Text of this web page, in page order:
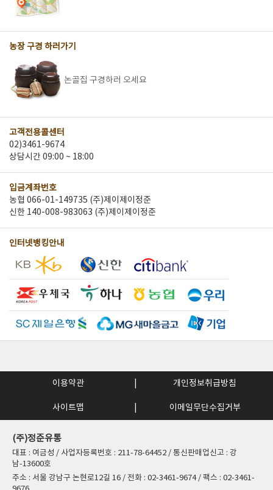
농장 구경 하러가기
논골집 구경하러 오세요
고객전용콜센터
02)3461-9674
상담시간 09:00 ~ 18:00
입금계좌번호
농협 066-01-149735 (주)제이제이정준
신한 140-008-983063 (주)제이제이정준
인터넷뱅킹안내
이용약관 개인정보취급방침
사이트맵 이메일무단수집거부
(주)정준유통
대표 : 여금성 / 사업자등록번호 : 211-78-64452 / 통신판매업신고 : 강
남-13600호
주소 : 서울 강남구 논현로12길 16 / 전화 : 02-3461-9674 / 팩스 : 02-3461-